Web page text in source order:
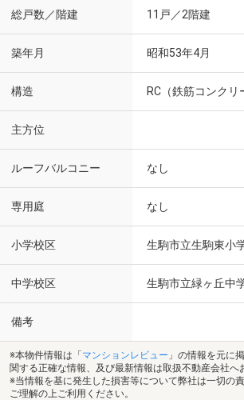
総戸数／階建 11戸／2階建
築年月 昭和53年4月
構造 RC（鉄筋コンクリ
主方位
ルーフバルコニー なし
専用庭 なし
小学校区 生駒市立生駒東小
中学校区 生駒市立緑ヶ丘中
備考
※本物件情報は「 マンションレビュー 」の情報を元に
関する正確な情報、及び最新情報は取扱不動産会社へ
※当情報を基に発生した損害等について弊社は一切の
ご理解の上ご利用ください。